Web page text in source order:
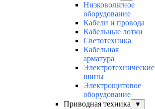
Низковольтное
оборудование
Кабели и провода
Кабельные лотки
Светотехника
Кабельная
арматура
Электротехнические
шины
Электрощитовое
оборудование
Приводная техника
▼